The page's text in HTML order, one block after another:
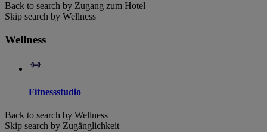
Back to search by Zugang zum Hotel
Skip search by Wellness
Wellness
Fitnessstudio
Back to search by Wellness
Skip search by Zugänglichkeit